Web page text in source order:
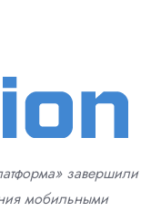
завершили
мобильными